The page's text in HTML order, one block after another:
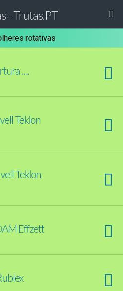
- Trutas.PT
rotativas
….
Teklon
Teklon
Effzett